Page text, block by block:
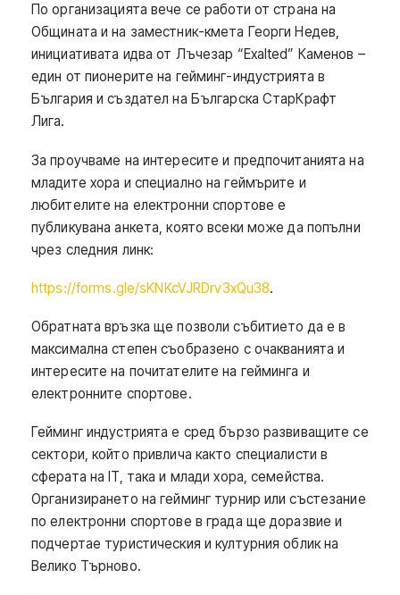
По организацията вече се работи от страна на
Общината и на заместник-кмета Георги Недев,
инициативата идва от Лъчезар “Exalted” Каменов –
един от пионерите на гейминг-индустрията в
България и създател на Българска СтарКрафт
Лига.
За проучваме на интересите и предпочитанията на
младите хора и специално на геймърите и
любителите на електронни спортове е
публикувана анкета, която всеки може да попълни
чрез следния линк:
https://forms.gle/sKNKcVJRDrv3xQu38.
Обратната връзка ще позволи събитието да е в
максимална степен съобразено с очакванията и
интересите на почитателите на гейминга и
електронните спортове.
Гейминг индустрията е сред бързо развиващите се
сектори, който привлича както специалисти в
сферата на IT, така и млади хора, семейства.
Организирането на гейминг турнир или състезание
по електронни спортове в града ще доразвие и
подчертае туристическия и културния облик на
Велико Търново.